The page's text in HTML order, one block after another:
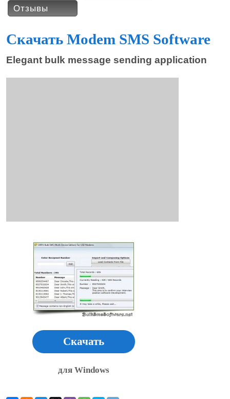
Отзывы
Скачать Modem SMS Software
Elegant bulk message sending application
Скачать
для Windows